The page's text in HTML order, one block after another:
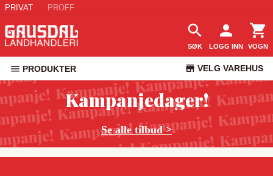
PRIVAT PROFF
SØK LOGG INN VOGN
PRODUKTER VELG VAREHUS
KUNDESERVICE
Kampanjedager!
Se alle tilbud >